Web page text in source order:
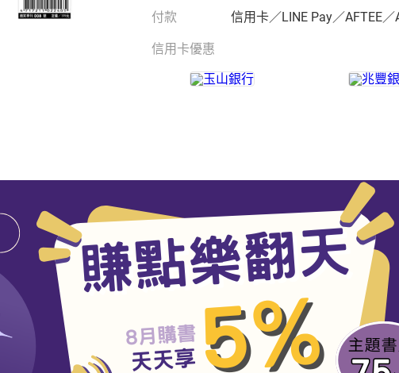
付款 信用卡／LINE Pay／AFTEE／
信用卡優惠